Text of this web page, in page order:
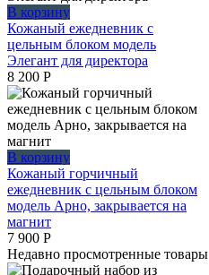
В корзину
Кожаный ежедневник с
цельным блоком модель
Элегант для директора
8 200 Р
В корзину
Кожаный горчичный
ежедневник с цельным блоком
модель Арно, закрывается на
магнит
7 900 Р
Недавно просмотренные товары